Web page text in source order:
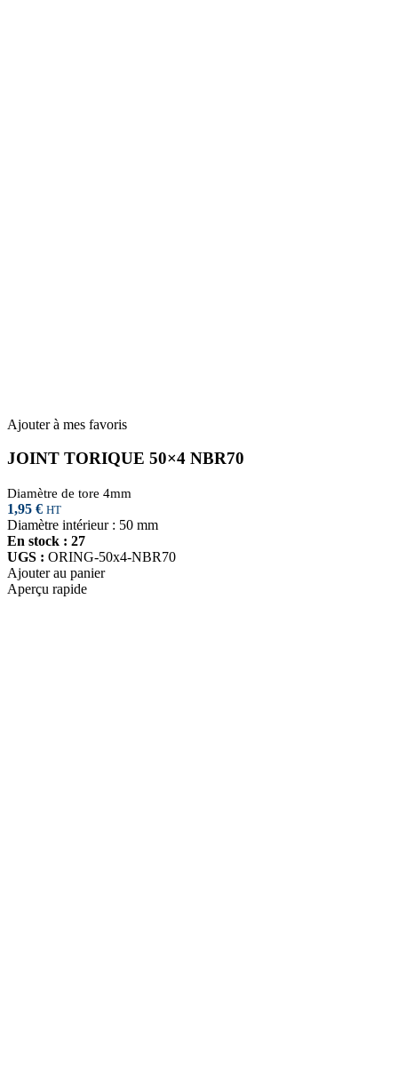
Ajouter à mes favoris
JOINT TORIQUE 50×4 NBR70
Diamètre de tore 4mm
1,95 € HT
Diamètre intérieur : 50 mm
En stock : 27
UGS : ORING-50x4-NBR70
Ajouter au panier
Aperçu rapide